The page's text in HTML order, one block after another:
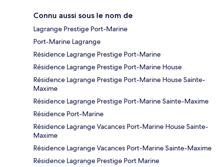
Connu aussi sous le nom de
Lagrange Prestige Port-Marine
Port-Marine Lagrange
Résidence Lagrange Prestige Port-Marine
Résidence Lagrange Prestige Port-Marine House
Résidence Lagrange Prestige Port-Marine House Sainte-
Maxime
Résidence Lagrange Prestige Port-Marine Sainte-Maxime
Résidence Port-Marine
Résidence Lagrange Vacances Port-Marine House Sainte-
Maxime
Résidence Lagrange Vacances Port-Marine Sainte-Maxime
Résidence Lagrange Prestige Port Marine